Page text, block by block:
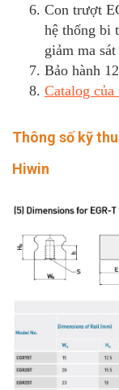
Con trượt
hệ thống bi
giảm ma
Bảo hành
Catalog
Thông số kỹ
Hiwin